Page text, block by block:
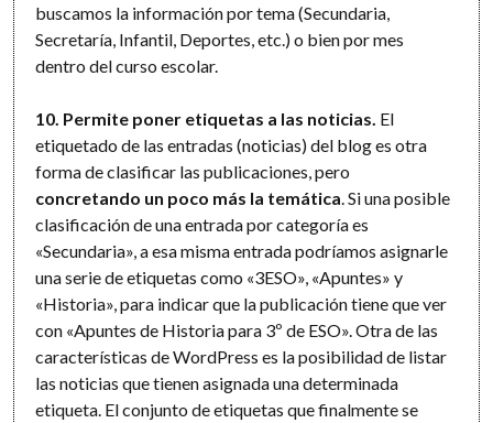
buscamos la información por tema (Secundaria,
Secretaría, Infantil, Deportes, etc.) o bien por mes
dentro del curso escolar.
10. Permite poner etiquetas a las noticias. El
etiquetado de las entradas (noticias) del blog es otra
forma de clasificar las publicaciones, pero
concretando un poco más la temática . Si una posible
clasificación de una entrada por categoría es
«Secundaria», a esa misma entrada podríamos asignarle
una serie de etiquetas como «3ESO», «Apuntes» y
«Historia», para indicar que la publicación tiene que ver
con «Apuntes de Historia para 3º de ESO». Otra de las
características de WordPress es la posibilidad de listar
las noticias que tienen asignada una determinada
etiqueta. El conjunto de etiquetas que finalmente se